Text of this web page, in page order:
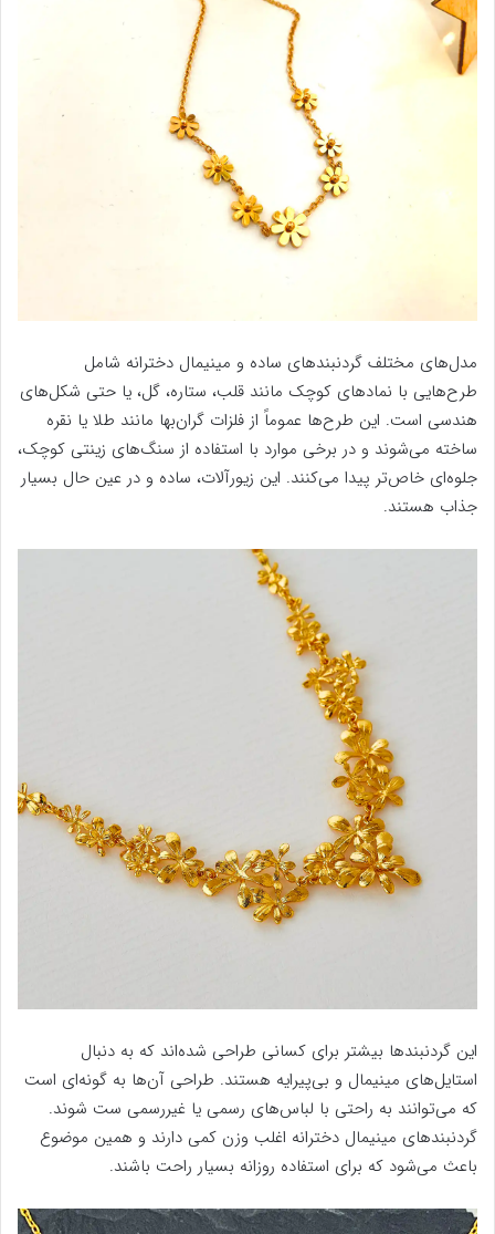
مدل‌های مختلف گردنبندهای ساده و مینیمال دخترانه شامل
طرح‌هایی با نمادهای کوچک مانند قلب، ستاره، گل، یا حتی شکل‌های
هندسی است. این طرح‌ها عموماً از فلزات گران‌بها مانند طلا یا نقره
ساخته می‌شوند و در برخی موارد با استفاده از سنگ‌های زینتی کوچک،
جلوه‌ای خاص‌تر پیدا می‌کنند. این زیورآلات، ساده و در عین حال بسیار
جذاب هستند.
این گردنبندها بیشتر برای کسانی طراحی شده‌اند که به دنبال
استایل‌های مینیمال و بی‌پیرایه هستند. طراحی آن‌ها به گونه‌ای است
که می‌توانند به راحتی با لباس‌های رسمی یا غیررسمی ست شوند.
گردنبندهای مینیمال دخترانه اغلب وزن کمی دارند و همین موضوع
باعث می‌شود که برای استفاده روزانه بسیار راحت باشند.